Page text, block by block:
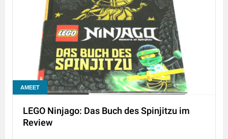
AMEET
LEGO Ninjago: Das Buch des Spinjitzu im
Review